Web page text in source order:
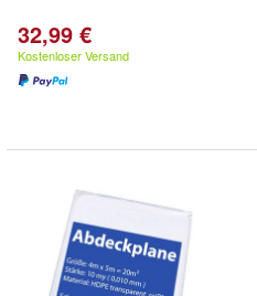
32,99 €
Kostenloser Versand